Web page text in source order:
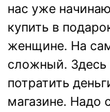
нас уже
купить в
женщине. На
сложный. Здесь
потратить
магазине. Надо